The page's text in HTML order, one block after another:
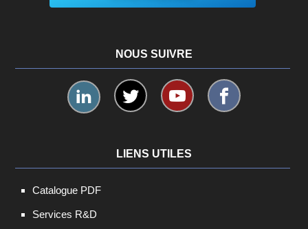
NOUS SUIVRE
LIENS UTILES
Catalogue PDF
Services R&D